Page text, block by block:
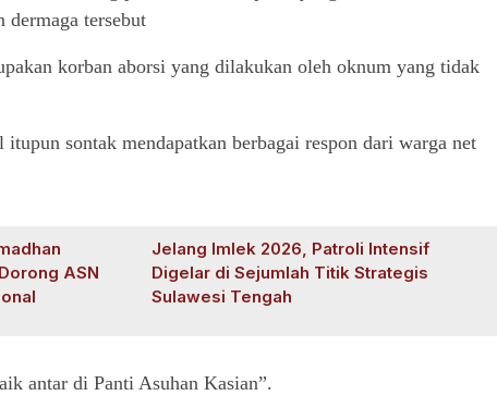
dermaga tersebut
korban aborsi yang dilakukan oleh oknum yang tidak
sontak mendapatkan berbagai respon dari warga net
ASN
Jelang Imlek 2026, Patroli Intensif
Digelar di Sejumlah Titik Strategis
Sulawesi Tengah
antar di Panti Asuhan Kasian”.